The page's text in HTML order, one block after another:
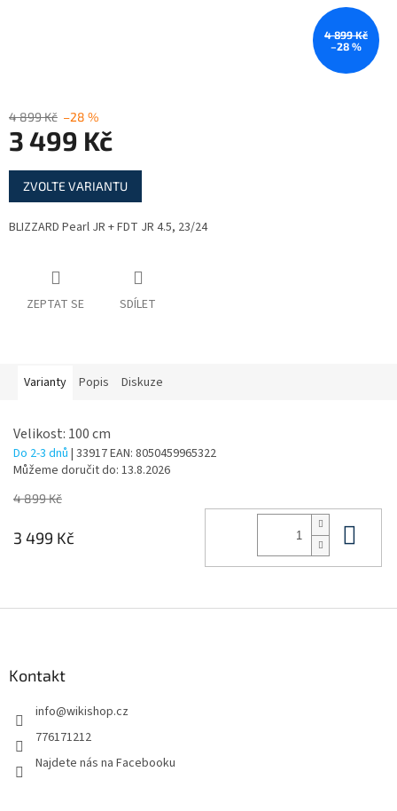
4 899 Kč
–28 %
4 899 Kč –28 %
3 499 Kč
Měrná
cena:
ZVOLTE VARIANTU
BLIZZARD Pearl JR + FDT JR 4.5, 23/24
ZEPTAT SE SDÍLET
Varianty Popis Diskuze
Velikost: 100 cm
Do 2-3 dnů | 33917EAN: 8050459965322
Můžeme doručit do: 13.8.2026
4 899 Kč
3 499 Kč
Kontakt
info@wikishop.cz
776171212
Najdete nás na Facebooku